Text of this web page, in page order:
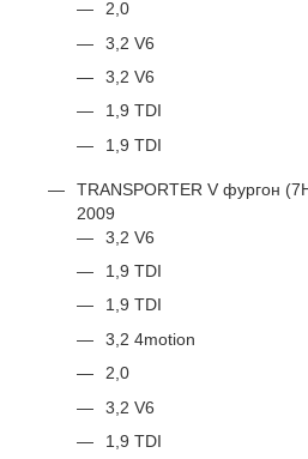
2,0
3,2 V6
3,2 V6
1,9 TDI
1,9 TDI
TRANSPORTER V фургон
2009
3,2 V6
1,9 TDI
1,9 TDI
3,2 4motion
2,0
3,2 V6
1,9 TDI